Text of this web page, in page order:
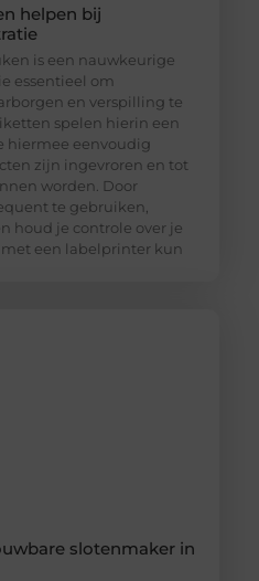
helpen bij
is een nauwkeurige
essentieel om
en verspilling te
spelen hierin een
hiermee eenvoudig
zijn ingevroren en tot
worden. Door
te gebruiken,
houd je controle over je
een labelprinter kun
slotenmaker in